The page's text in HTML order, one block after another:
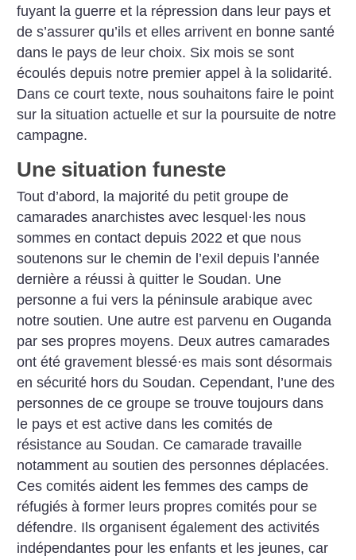
fuyant la guerre et la répression dans leur pays et
de s’assurer qu’ils et elles arrivent en bonne santé
dans le pays de leur choix. Six mois se sont
écoulés depuis notre premier appel à la solidarité.
Dans ce court ­texte, nous souhaitons faire le point
sur la situation actuelle et sur la poursuite de notre
campagne.
Une situation funeste
Tout d’abord, la majorité du petit groupe de
camarades anarchistes avec lesquel · les nous
sommes en contact depuis 2022 et que nous
soutenons sur le chemin de l’exil depuis l’année
dernière a réussi à quitter le Soudan. Une
personne a fui vers la péninsule arabique avec
notre soutien. Une autre est parvenu en Ouganda
par ses propres moyens. Deux autres camarades
ont été gravement blessé·es mais sont désormais
en sécurité hors du Soudan. Cependant, l’une des
personnes de ce groupe se trouve toujours dans
le pays et est active dans les comités de
résistance au Soudan. Ce camarade travaille
notamment au soutien des personnes déplacées.
Ces comités aident les femmes des camps de
réfugiés à former leurs propres comités pour se
défendre. Ils organisent également des activités
indépendantes pour les enfants et les jeunes, car